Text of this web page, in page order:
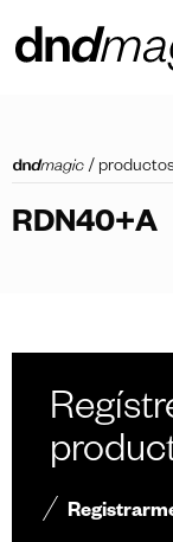
/
RDN40+A